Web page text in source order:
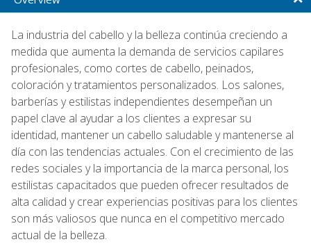
La industria del cabello y la belleza continúa creciendo a
medida que aumenta la demanda de servicios capilares
profesionales, como cortes de cabello, peinados,
coloración y tratamientos personalizados. Los salones,
barberías y estilistas independientes desempeñan un
papel clave al ayudar a los clientes a expresar su
identidad, mantener un cabello saludable y mantenerse al
día con las tendencias actuales. Con el crecimiento de las
redes sociales y la importancia de la marca personal, los
estilistas capacitados que pueden ofrecer resultados de
alta calidad y crear experiencias positivas para los clientes
son más valiosos que nunca en el competitivo mercado
actual de la belleza.